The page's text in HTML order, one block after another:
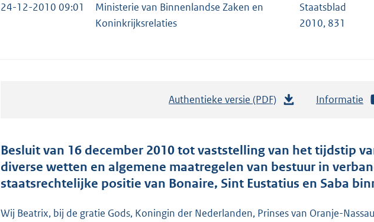
24-12-2010 09:01
Ministerie van Binnenlandse Zaken en
Koninkrijksrelaties
Staatsblad
2010, 831
Authentieke versie (PDF)
t
a
n
s
Informatie
Besluit van 16 december 2010 tot vaststelling van het tijdstip
diverse wetten en algemene maatregelen van bestuur in
staatsrechtelijke positie van Bonaire, Sint Eustatius en Saba
Wij Beatrix, bij de gratie Gods, Koningin der Nederlanden, Prinses van Oranje-